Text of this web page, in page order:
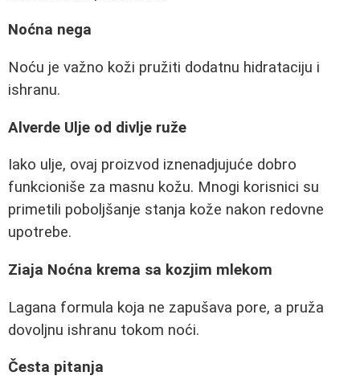
Noćna nega
Noću je važno koži pružiti dodatnu hidrataciju i
ishranu.
Alverde Ulje od divlje ruže
Iako ulje, ovaj proizvod iznenadjujuće dobro
funkcioniše za masnu kožu. Mnogi korisnici su
primetili poboljšanje stanja kože nakon redovne
upotrebe.
Ziaja Noćna krema sa kozjim mlekom
Lagana formula koja ne zapušava pore, a pruža
dovoljnu ishranu tokom noći.
Česta pitanja